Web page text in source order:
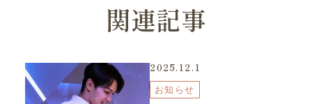
関連記事
2025.12.1
お知らせ